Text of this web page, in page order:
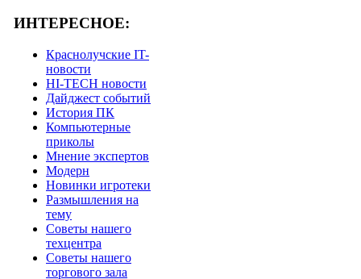
ИНТЕРЕСНОЕ:
Краснолучские IT-
новости
HI-TECH новости
Дайджест событий
История ПК
Компьютерные
приколы
Мнение экспертов
Модерн
Новинки игротеки
Размышления на
тему
Советы нашего
техцентра
Советы нашего
торгового зала